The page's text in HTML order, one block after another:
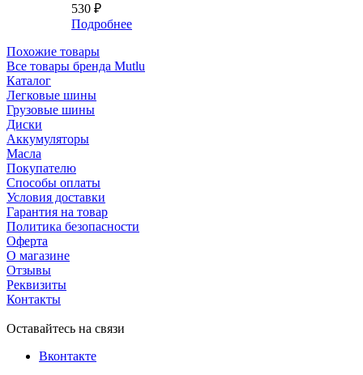
530 ₽
Подробнее
Похожие товары
Все товары бренда Mutlu
Каталог
Легковые шины
Грузовые шины
Диски
Аккумуляторы
Масла
Покупателю
Способы оплаты
Условия доставки
Гарантия на товар
Политика безопасности
Оферта
О магазине
Отзывы
Реквизиты
Контакты
Оставайтесь на связи
Вконтакте